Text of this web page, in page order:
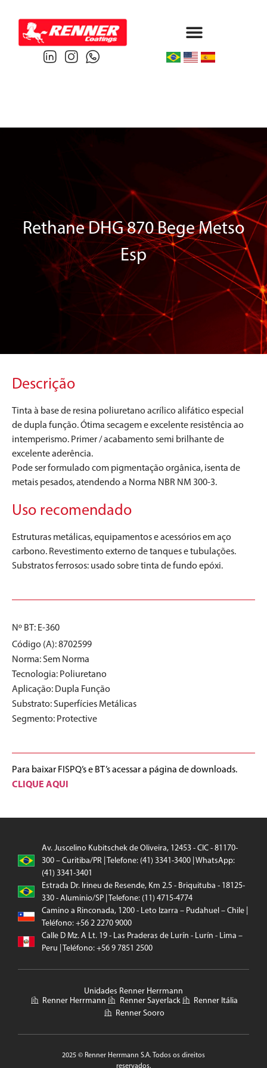
Rethane DHG 870 Bege Metso
Esp
Descrição
Tinta à base de resina poliuretano acrílico alifático especial
de dupla função. Ótima secagem e excelente resistência ao
intemperismo. Primer / acabamento semi brilhante de
excelente aderência.
Pode ser formulado com pigmentação orgânica, isenta de
metais pesados, atendendo a Norma NBR NM 300-3.
Uso recomendado
Estruturas metálicas, equipamentos e acessórios em aço
carbono. Revestimento externo de tanques e tubulações.
Substratos ferrosos: usado sobre tinta de fundo epóxi.
Nº BT: E-360
Código (A): 8702599
Norma:Sem Norma
Tecnologia: Poliuretano
Aplicação: Dupla Função
Substrato:Superfícies Metálicas
Segmento: Protective
Para baixar FISPQ’s e BT’s acessar a página de downloads.
CLIQUE AQUI
Av. Juscelino Kubitschek de Oliveira, 12453 - CIC - 81170-
300 – Curitiba/PR | Telefone: (41) 3341-3400 | WhatsApp:
(41) 3341-3401
Estrada Dr. Irineu de Resende, Km 2.5 - Briquituba - 18125-
330 - Aluminio/SP | Telefone: (11) 4715-4774
Camino a Rinconada, 1200 - Leto Izarra – Pudahuel – Chile |
Teléfono: +56 2 2270 9000
Calle D Mz. A Lt. 19 - Las Praderas de Lurín - Lurín - Lima –
Peru | Teléfono: +56 9 7851 2500
Unidades Renner Herrmann
Renner Herrmann
Renner Sayerlack
Renner Itália
Renner Sooro
2025 © Renner Herrmann S.A. Todos os direitos
reservados.